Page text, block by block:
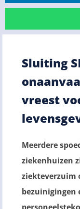
Sluiting
vreest
Meerdere
ziekenhuizen
ziekteverzuim
bezuinigingen